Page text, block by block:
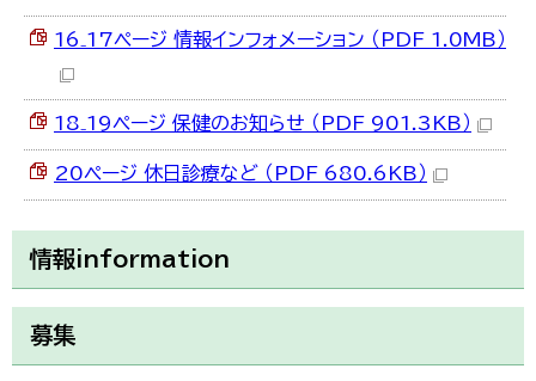
16₋17ページ 情報インフォメーション （PDF 1.0MB）
18₋19ページ 保健のお知らせ （PDF 901.3KB）
20ページ 休日診療など （PDF 680.6KB）
情報information
募集